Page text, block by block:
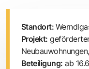
Standort:
Projekt:
Beteiligung: ab